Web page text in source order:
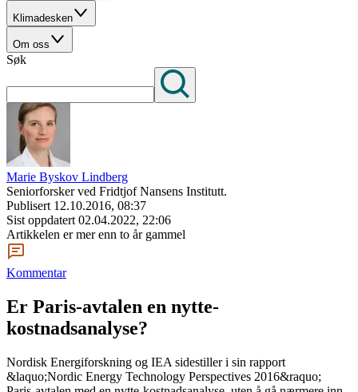
Klimadesken
Om oss
Søk
Marie Byskov Lindberg
Seniorforsker ved Fridtjof Nansens Institutt.
Publisert 12.10.2016, 08:37
Sist oppdatert 02.04.2022, 22:06
Artikkelen er mer enn to år gammel
Kommentar
Er Paris-avtalen en nytte-
kostnadsanalyse?
Nordisk Energiforskning og IEA sidestiller i sin rapport
&laquo;Nordic Energy Technology Perspectives 2016&raquo;